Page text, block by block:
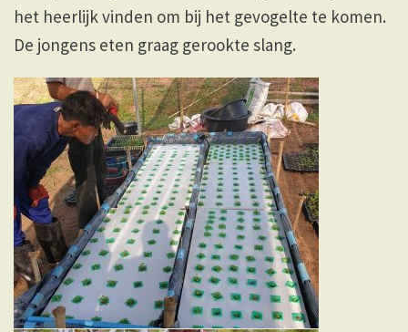
het heerlijk vinden om bij het gevogelte te komen.
De jongens eten graag gerookte slang.